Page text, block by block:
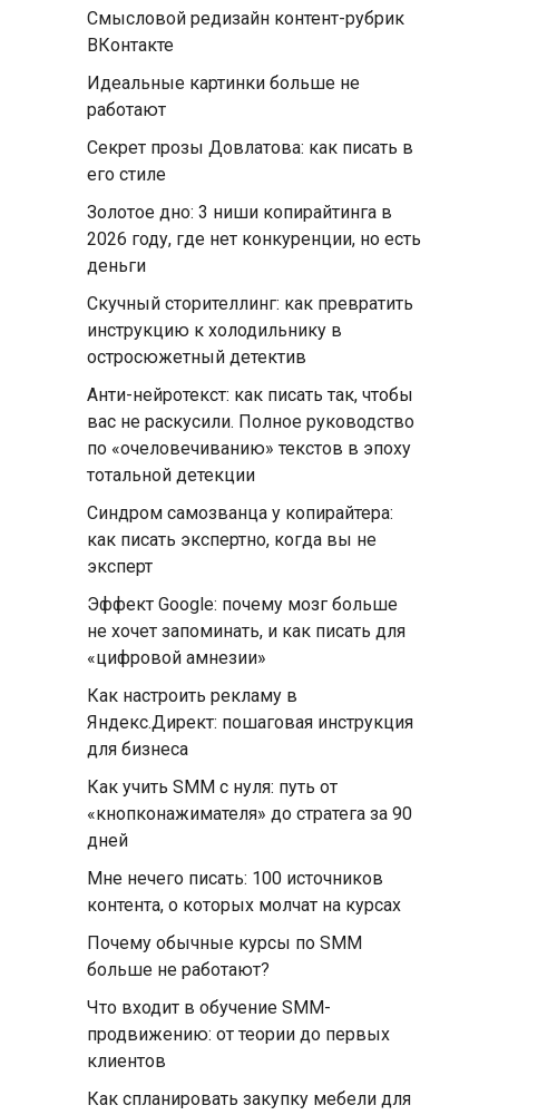
Смысловой редизайн контент-рубрик
ВКонтакте
Идеальные картинки больше не
работают
Секрет прозы Довлатова: как писать в
его стиле
Золотое дно: 3 ниши копирайтинга в
2026 году, где нет конкуренции, но есть
деньги
Скучный сторителлинг: как превратить
инструкцию к холодильнику в
остросюжетный детектив
Анти-нейротекст: как писать так, чтобы
вас не раскусили. Полное руководство
по «очеловечиванию» текстов в эпоху
тотальной детекции
Синдром самозванца у копирайтера:
как писать экспертно, когда вы не
эксперт
Эффект Google: почему мозг больше
не хочет запоминать, и как писать для
«цифровой амнезии»
Как настроить рекламу в
Яндекс.Директ: пошаговая инструкция
для бизнеса
Как учить SMM с нуля: путь от
«кнопконажимателя» до стратега за 90
дней
Мне нечего писать: 100 источников
контента, о которых молчат на курсах
Почему обычные курсы по SMM
больше не работают?
Что входит в обучение SMM-
продвижению: от теории до первых
клиентов
Как спланировать закупку мебели для